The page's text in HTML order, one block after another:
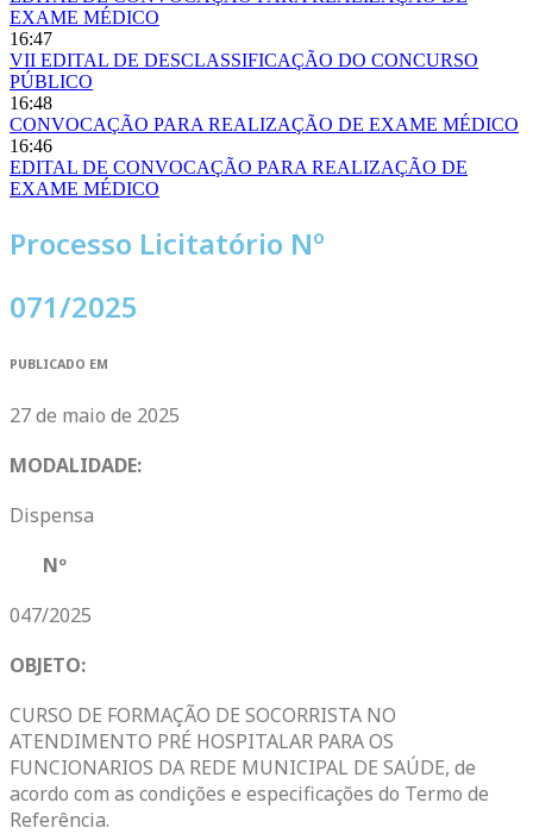
EXAME MÉDICO
16:47
VII EDITAL DE DESCLASSIFICAÇÃO DO CONCURSO
PÚBLICO
16:48
CONVOCAÇÃO PARA REALIZAÇÃO DE EXAME MÉDICO
16:46
EDITAL DE CONVOCAÇÃO PARA REALIZAÇÃO DE
EXAME MÉDICO
Processo Licitatório Nº
071/2025
PUBLICADO EM
27 de maio de 2025
MODALIDADE:
Dispensa
Nº
047/2025
OBJETO:
CURSO DE FORMAÇÃO DE SOCORRISTA NO
ATENDIMENTO PRÉ HOSPITALAR PARA OS
FUNCIONARIOS DA REDE MUNICIPAL DE SAÚDE, de
acordo com as condições e especificações do Termo de
Referência.